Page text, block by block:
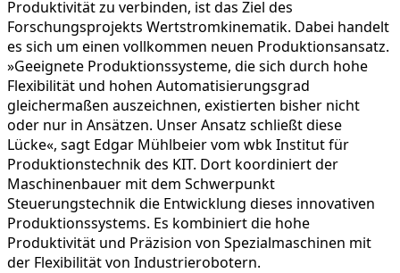
Produktivität zu verbinden, ist das Ziel des
Forschungsprojekts Wertstromkinematik. Dabei handelt
es sich um einen vollkommen neuen Produktionsansatz.
»Geeignete Produktionssysteme, die sich durch hohe
Flexibilität und hohen Automatisierungsgrad
gleichermaßen auszeichnen, existierten bisher nicht
oder nur in Ansätzen. Unser Ansatz schließt diese
Lücke«, sagt Edgar Mühlbeier vom wbk Institut für
Produktionstechnik des KIT. Dort koordiniert der
Maschinenbauer mit dem Schwerpunkt
Steuerungstechnik die Entwicklung dieses innovativen
Produktionssystems. Es kombiniert die hohe
Produktivität und Präzision von Spezialmaschinen mit
der Flexibilität von Industrierobotern.